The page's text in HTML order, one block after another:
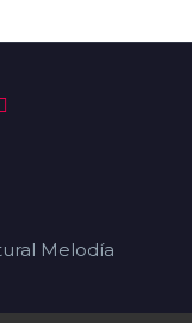
Melodía